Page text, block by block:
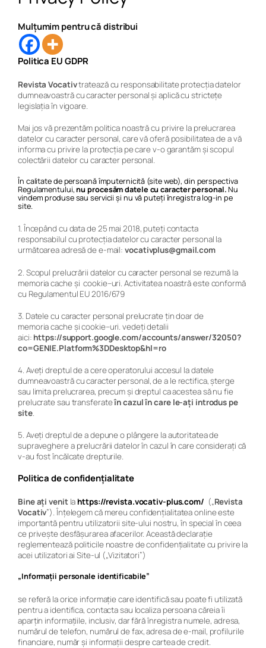
Mulțumim pentru că distribui
Politica EU GDPR
Revista Vocativtratează cu responsabilitate protecția datelor
dumneavoastră cu caracter personal și aplică cu strictețe
legislația în vigoare.
Mai jos vă prezentăm politica noastră cu privire la prelucrarea
datelor cu caracter personal, care vă oferă posibilitatea de a vă
informa cu privire la protecția pe care v-o garantăm și scopul
colectării datelor cu caracter personal.
În calitate de persoană împuternicită (site web), din perspectiva
Regulamentului,nu procesăm datele cu caracter personal.Nu
vindem produse sau servicii și nu vă puteți înregistra log-in pe
site.
1. Începând cu data de 25 mai 2018, puteți contacta
responsabilul cu protecția datelor cu caracter personal la
următoarea adresă de e-mail:vocativplus@gmail.com
2. Scopul prelucrării datelor cu caracter personal se rezumă la
memoriacache și cookie–uri. Activitatea noastră este conformă
cu Regulamentul EU 2016/679
3. Datele cu caracter personal prelucrate țin doar de
memoriacache șicookie–uri. vedeți detalii
aici: https://support.google.com/accounts/answer/32050?
co=GENIE.Platform%3DDesktop&hl=ro
4. Aveți dreptul de a cere operatorului accesul la datele
dumneavoastră cu caracter personal, de a le rectifica, șterge
sau limita prelucrarea, precum și dreptul ca acestea să nu fie
prelucrate sau transferateîn cazul în care le-ați introdus pe
site.
5. Aveți dreptul de a depune o plângere la autoritatea de
supraveghere a prelucrării datelor în cazul în care considerați că
v-au fost încălcate drepturile.
Politica de confidențialitate
Bine ați venitla https://revista.vocativ-plus.com/ („Revista
Vocativ”). Înțelegem că mereu confidențialitatea online este
importantă pentru utilizatorii site-ului nostru, în special în ceea
ce privește desfășurarea afacerilor. Această declarație
reglementează politicile noastre de confidențialitate cu privire la
acei utilizatori aiSite-ul („Vizitatori”)
„Informații personale identificabile”
se referă la orice informație care identifică sau poate fi utilizată
pentru a identifica, contacta sau localiza persoana căreia îi
aparțin informațiile, inclusiv, dar fără înregistra numele, adresa,
numărul de telefon, numărul de fax, adresa de e-mail, profilurile
financiare, număr și informații despre cartea de credit.